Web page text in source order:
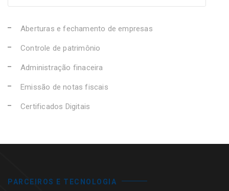
Aberturas e fechamento de empresas
Controle de patrimônio
Administração finaceira
Emissão de notas fiscais
Certificados Digitais
PARCEIROS E TECNOLOGIA